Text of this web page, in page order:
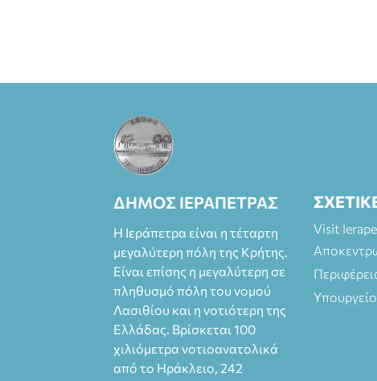
ΔΗΜΟΣ ΙΕΡΑΠΕΤΡΑΣ
Η Ιεράπετρα είναι η τέταρτη
μεγαλύτερη πόλη της Κρήτης.
Είναι επίσης η μεγαλύτερη σε
πληθυσμό πόλη του νομού
Λασιθίου και η νοτιότερη της
Ελλάδας. Βρίσκεται 100
χιλιόμετρα νοτιοανατολικά
από το Ηράκλειο, 242
Visit